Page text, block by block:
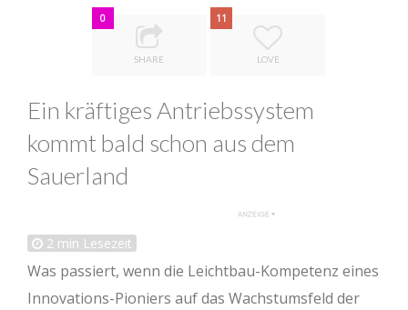
0
SHARE
11
LOVE
Ein kräftiges Antriebssystem
kommt bald schon aus dem
Sauerland
2 min Lesezeit
Was passiert, wenn die Leichtbau-Kompetenz eines
Innovations-Pioniers auf das Wachstumsfeld der